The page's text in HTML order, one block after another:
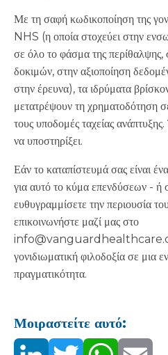
Με τη σαφή κωδικοποίηση της
NHS (η οποία στοχεύει στην
σε όλο το φάσμα της περίθαλψης,
δοκιμών, στην αξιοποίηση
στην έρευνα), τα ιδρύματα
μετατρέψουν τη χρηματοδότηση
τους υποδομές ταχείας
να υποστηρίξει.
Εάν το καταπίστευμά σας είναι
για αυτό το κύμα επενδύσεων - ή
ευθυγραμμίσετε την περιουσία
επικοινωνήστε μαζί μας στο
γονιδιωματική φιλοδοξία σε μια
πραγματικότητα.
Μοιραστείτε αυτό: